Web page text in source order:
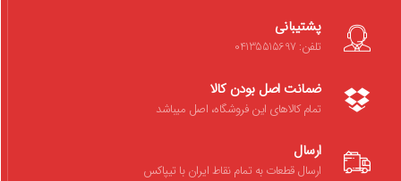
پشتیبانی
تلفن: 04135515697
ضمانت اصل بودن کالا
تمام کالاهای این فروشگاه، اصل میباشد
ارسال
ارسال قطعات به تمام نقاط ایران با تیپاکس